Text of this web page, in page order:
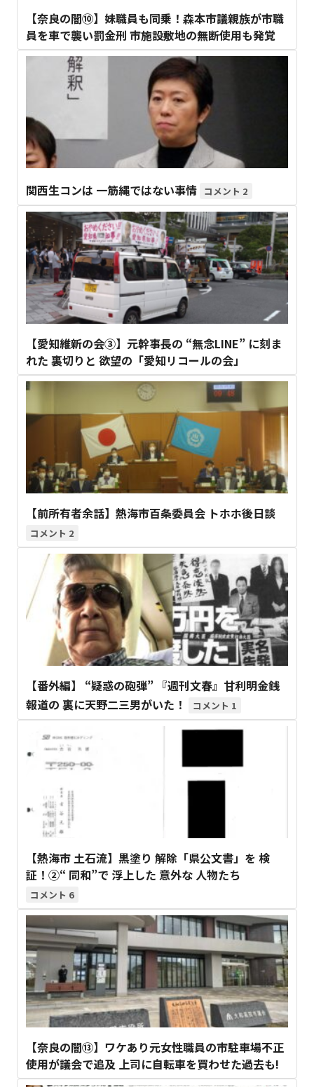
【奈良の闇⑩】妹職員も同乗！森本市議親族が市職
員を車で襲い罰金刑 市施設敷地の無断使用も発覚
関西生コンは 一筋縄ではない事情 2
【愛知維新の会③】元幹事長の “無念LINE” に刻ま
れた 裏切りと 欲望の「愛知リコールの会」
【前所有者余話】熱海市百条委員会 トホホ後日談
2
【番外編】 “疑惑の砲弾” 『週刊文春』甘利明金銭
報道の 裏に天野二三男がいた！
1
【熱海市 土石流】黒塗り 解除「県公文書」を 検
証！②“ 同和”で 浮上した 意外な 人物たち
6
【奈良の闇⑬】ワケあり元女性職員の市駐車場不正
使用が議会で追及 上司に自転車を買わせた過去も!